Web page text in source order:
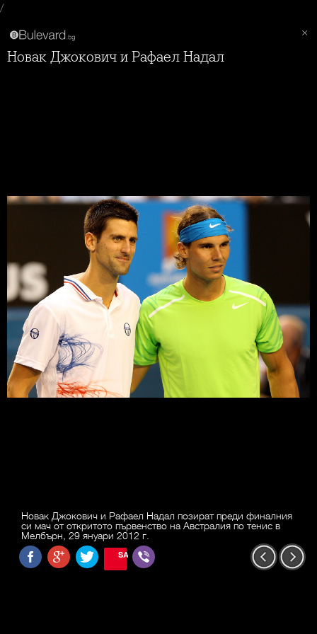
/
Новак Джокович и Рафаел Надал
Новак Джокович и Рафаел Надал позират преди финалния
си мач от откритото първенство на Австралия по тенис в
Мелбърн, 29 януари 2012 г.
SAVE